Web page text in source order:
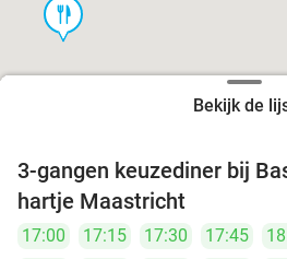
food
Bekijk de
3-gangen keuzediner bij
hartje Maastricht
17:00 17:15 17:30 17:45